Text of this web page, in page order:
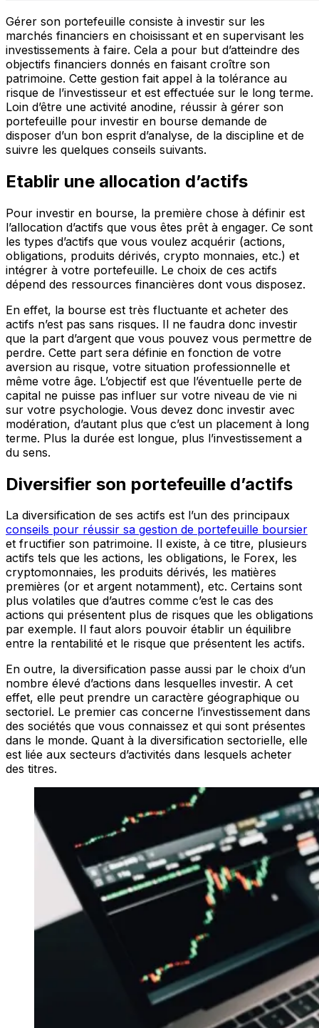
Gérer son portefeuille consiste à investir sur les
marchés financiers en choisissant et en supervisant les
investissements à faire. Cela a pour but d’atteindre des
objectifs financiers donnés en faisant croître son
patrimoine. Cette gestion fait appel à la tolérance au
risque de l’investisseur et est effectuée sur le long terme.
Loin d’être une activité anodine, réussir à gérer son
portefeuille pour investir en bourse demande de
disposer d’un bon esprit d’analyse, de la discipline et de
suivre les quelques conseils suivants.
Etablir une allocation d’actifs
Pour investir en bourse, la première chose à définir est
l’allocation d’actifs que vous êtes prêt à engager. Ce sont
les types d’actifs que vous voulez acquérir (actions,
obligations, produits dérivés, crypto monnaies, etc.) et
intégrer à votre portefeuille. Le choix de ces actifs
dépend des ressources financières dont vous disposez.
En effet, la bourse est très fluctuante et acheter des
actifs n’est pas sans risques. Il ne faudra donc investir
que la part d’argent que vous pouvez vous permettre de
perdre. Cette part sera définie en fonction de votre
aversion au risque, votre situation professionnelle et
même votre âge. L’objectif est que l’éventuelle perte de
capital ne puisse pas influer sur votre niveau de vie ni
sur votre psychologie. Vous devez donc investir avec
modération, d’autant plus que c’est un placement à long
terme. Plus la durée est longue, plus l’investissement a
du sens.
Diversifier son portefeuille d’actifs
La diversification de ses actifs est l’un des principaux
conseils pour réussir sa gestion de portefeuille boursier
et fructifier son patrimoine. Il existe, à ce titre, plusieurs
actifs tels que les actions, les obligations, le Forex, les
cryptomonnaies, les produits dérivés, les matières
premières (or et argent notamment), etc. Certains sont
plus volatiles que d’autres comme c’est le cas des
actions qui présentent plus de risques que les obligations
par exemple. Il faut alors pouvoir établir un équilibre
entre la rentabilité et le risque que présentent les actifs.
En outre, la diversification passe aussi par le choix d’un
nombre élevé d’actions dans lesquelles investir. A cet
effet, elle peut prendre un caractère géographique ou
sectoriel. Le premier cas concerne l’investissement dans
des sociétés que vous connaissez et qui sont présentes
dans le monde. Quant à la diversification sectorielle, elle
est liée aux secteurs d’activités dans lesquels acheter
des titres.